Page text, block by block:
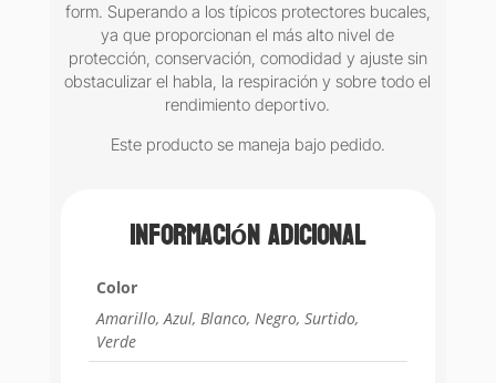
cantidad
form. Superando a los típicos protectores bucales,
ya que proporcionan el más alto nivel de
protección, conservación, comodidad y ajuste sin
obstaculizar el habla, la respiración y sobre todo el
rendimiento deportivo.
Este producto se maneja bajo pedido.
Información adicional
Color
Amarillo, Azul, Blanco, Negro, Surtido,
Verde